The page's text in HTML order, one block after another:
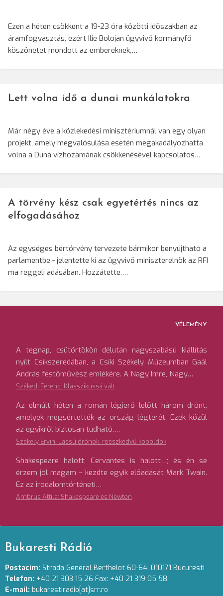
Ezen a héten csökkent a 19-23 óra közötti időszakban az
áramfogyasztás, ezért Ilie Bolojan ügyvivő kormányfő
köszönetet mondott az embereknek,…
Lett volna idő a dunai munkálatokra
Már négy éve a közlekedési minisztériumnál van egy olyan
projekt, amely megvalósulása esetén megakadályozhatta
volna a Duna vízhozamának csökkenésével kapcsolatos…
A törvény kész csak egyetértés nincs az
elfogadásához
Az egységes bértörvény tervezete bármikor benyújtható a
parlamentbe - jelentette ki az ügyvivő miniszterelnök az RFI
ma reggeli adásában. Hozzátette,…
VÉLEMÉNY
A tegnap, csütörtökön délután nagyszabású kiállítás
nyílt Csíkszeredában, a Csíki Székely Múzeumban Gaál
András festőművész emlékére. A Nagy Imre, Nagy…
Székedi Ferenc: Klasszikussá vált
Az elmúlt héten a román légierő lelőtt három drónt,
amelyek megsértették az ország légterét. Ezek közül
az egyikről biztosan tudható,…
Székely Ervin: Lassú drónok, rosszkedvű koboldok
Shakespeare halott; Cervantes is halott…; és én se
érzem jól magam – kezdte egyik előadását Mark Twain.
Ez az irodalomtörténeti…
Ambrus Attila: Shakespeare és Newton
Bukaresti Rádió
Postacím: Strada General Berthelot 60-64. 010171 Bucuresti
Telefon: +40 21 303 15 26 Fax: +40 21 319 05 58
E-mail: bukarestiradio[at]srr.ro